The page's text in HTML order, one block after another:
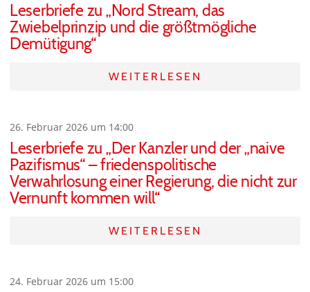
Leserbriefe zu „Nord Stream, das
Zwiebelprinzip und die größtmögliche
Demütigung“
WEITERLESEN
26. Februar 2026 um 14:00
Leserbriefe zu „Der Kanzler und der „naive
Pazifismus“ – friedenspolitische
Verwahrlosung einer Regierung, die nicht zur
Vernunft kommen will“
WEITERLESEN
24. Februar 2026 um 15:00